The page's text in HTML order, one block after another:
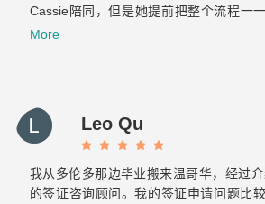
Cassie陪同，但是她提前把整个流程一
了也标注了重点，当时我们两个才来加拿
复的文件准备和反复的奔波。那么希望你
保持初心！
More
Leo Qu
我从多伦多那边毕业搬来温哥华，经过
的签证咨询顾问。我的签证申请问题比